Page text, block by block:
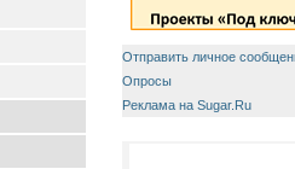
Отправить личное
Опросы
Реклама на Sugar.Ru